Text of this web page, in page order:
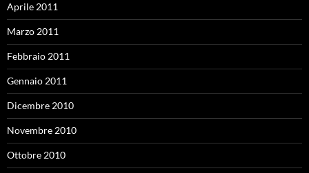
Aprile 2011
Marzo 2011
Febbraio 2011
Gennaio 2011
Dicembre 2010
Novembre 2010
Ottobre 2010